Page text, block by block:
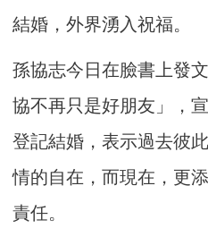
結婚，外界湧入祝福。
孫協志今日在臉書上發
協不再只是好朋友」，
登記結婚，表示過去彼
情的自在，而現在，更
責任。